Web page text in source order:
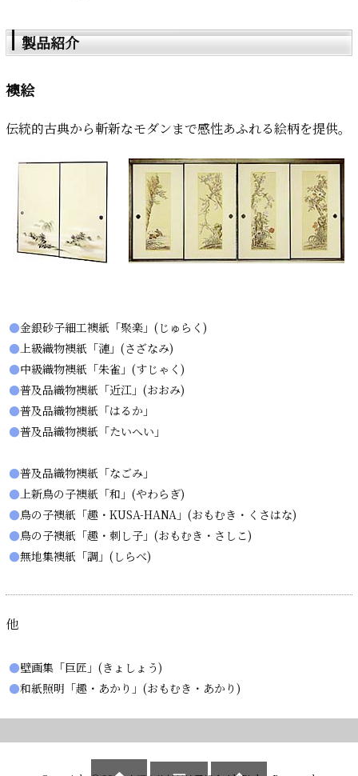
製品紹介
襖絵
伝統的古典から斬新なモダンまで感性あふれる絵柄を提供。
●金銀砂子細工襖紙「聚楽」(じゅらく)
●上級織物襖紙「漣」(さざなみ)
●中級織物襖紙「朱雀」(すじゃく)
●普及品織物襖紙「近江」(おおみ)
●普及品織物襖紙「はるか」
●普及品織物襖紙「たいへい」
●普及品織物襖紙「なごみ」
● 上新鳥の子襖紙「和」(やわらぎ)
●鳥の子襖紙「趣・KUSA-HANA」(おもむき・くさはな)
●鳥の子襖紙「趣・刺し子」(おもむき・さしこ)
●無地集襖紙「調」(しらべ)
他
●壁画集「巨匠」(きょしょう)
●和紙照明「趣・あかり」(おもむき・あかり)